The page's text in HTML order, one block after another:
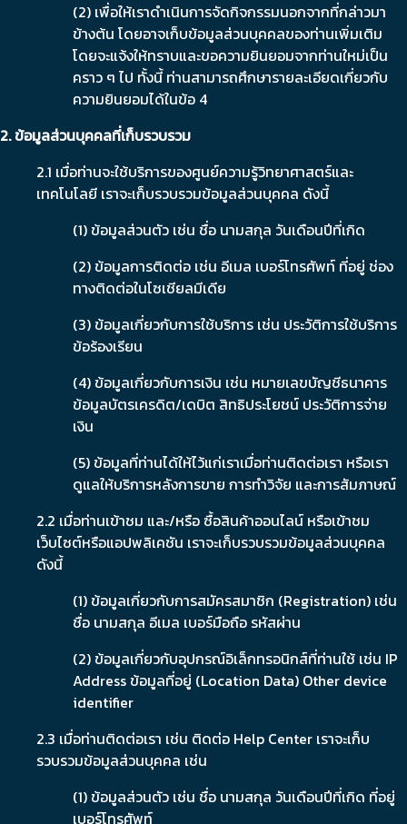
(2) เพื่อให้เราดำเนินการจัดกิจกรรมนอกจากที่กล่าวมา
ข้างต้น โดยอาจเก็บข้อมูลส่วนบุคคลของท่านเพิ่มเติม
โดยจะแจ้งให้ทราบและขอความยินยอมจากท่านใหม่เป็น
คราว ๆ ไป ทั้งนี้ ท่านสามารถศึกษารายละเอียดเกี่ยวกับ
ความยินยอมได้ในข้อ 4
2. ข้อมูลส่วนบุคคลที่เก็บรวบรวม
2.1 เมื่อท่านจะใช้บริการของศูนย์ความรู้วิทยาศาสตร์และ
เทคโนโลยี เราจะเก็บรวบรวมข้อมูลส่วนบุคคล ดังนี้
(1) ข้อมูลส่วนตัว เช่น ชื่อ นามสกุล วันเดือนปีที่เกิด
(2) ข้อมูลการติดต่อ เช่น อีเมล เบอร์โทรศัพท์ ที่อยู่ ช่อง
ทางติดต่อในโซเชียลมีเดีย
(3) ข้อมูลเกี่ยวกับการใช้บริการ เช่น ประวัติการใช้บริการ
ข้อร้องเรียน
(4) ข้อมูลเกี่ยวกับการเงิน เช่น หมายเลขบัญชีธนาคาร
ข้อมูลบัตรเครดิต/เดบิต สิทธิประโยชน์ ประวัติการจ่าย
เงิน
(5) ข้อมูลที่ท่านได้ให้ไว้แก่เราเมื่อท่านติดต่อเรา หรือเรา
ดูแลให้บริการหลังการขาย การทำวิจัย และการสัมภาษณ์
2.2 เมื่อท่านเข้าชม และ/หรือ ซื้อสินค้าออนไลน์ หรือเข้าชม
เว็บไซต์หรือแอปพลิเคชัน เราจะเก็บรวบรวมข้อมูลส่วนบุคคล
ดังนี้
(1) ข้อมูลเกี่ยวกับการสมัครสมาชิก (Registration) เช่น
ชื่อ นามสกุล อีเมล เบอร์มือถือ รหัสผ่าน
(2) ข้อมูลเกี่ยวกับอุปกรณ์อิเล็กทรอนิกส์ที่ท่านใช้ เช่น IP
Address ข้อมูลที่อยู่ (Location Data) Other device
identifier
2.3 เมื่อท่านติดต่อเรา เช่น ติดต่อ Help Center เราจะเก็บ
รวบรวมข้อมูลส่วนบุคคล เช่น
(1) ข้อมูลส่วนตัว เช่น ชื่อ นามสกุล วันเดือนปีที่เกิด ที่อยู่
เบอร์โทรศัพท์